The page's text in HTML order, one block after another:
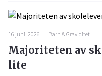
16 juni, 2026 Barn & Graviditet
Majoriteten av
lite